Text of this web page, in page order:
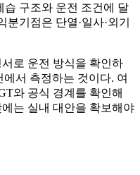
습 구조와 운전 조건에 달
기점은 단열·일사·외기
로 운전 방식을 확인하
서 측정하는 것이다. 여
와 공식 경계를 확인해
는 실내 대안을 확보해야